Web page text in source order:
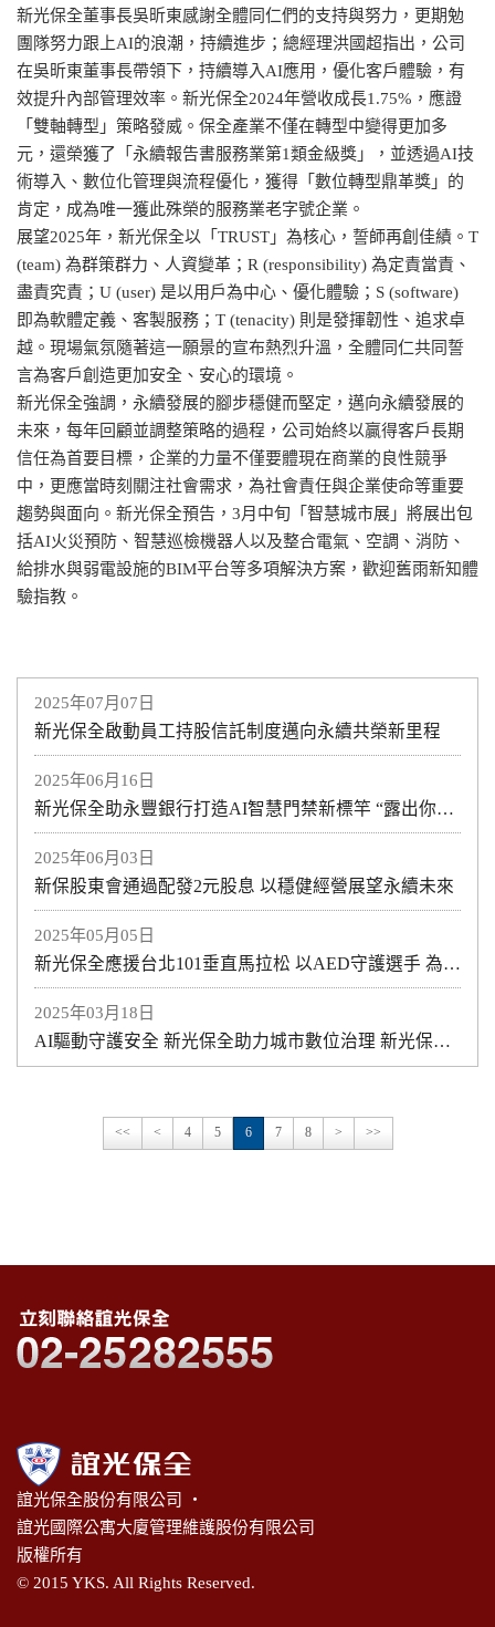
2025年07月07日
新光保全啟動員工持股信託制度邁向永續共榮新里程
2025年06月16日
新光保全助永豐銀行打造AI智慧門禁新標竿 “露出你的真面目” 新光保全AI人臉辨識守護ATM安全
2025年06月03日
新保股東會通過配發2元股息 以穩健經營展望永續未來
2025年05月05日
新光保全應援台北101垂直馬拉松 以AED守護選手 為台灣加油
2025年03月18日
AI驅動守護安全 新光保全助力城市數位治理 新光保全AI For All機器狗、AI火災偵測守護城市
<< < 4 5 6 7 8 > >>
新光保全董事長吳昕東感謝全體同仁們的支持與努力，更期勉
團隊努力跟上AI的浪潮，持續進步；總經理洪國超指出，公司
在吳昕東董事長帶領下，持續導入AI應用，優化客戶體驗，有
效提升內部管理效率。新光保全2024年營收成長1.75%，應證
「雙軸轉型」策略發威。保全產業不僅在轉型中變得更加多
元，還榮獲了「永續報告書服務業第1類金級獎」，並透過AI技
術導入、數位化管理與流程優化，獲得「數位轉型鼎革獎」的
肯定，成為唯一獲此殊榮的服務業老字號企業。
展望2025年，新光保全以「TRUST」為核心，誓師再創佳績。T
(team) 為群策群力、人資變革；R (responsibility) 為定責當責、
盡責究責；U (user) 是以用戶為中心、優化體驗；S (software)
即為軟體定義、客製服務；T (tenacity) 則是發揮韌性、追求卓
越。現場氣氛隨著這一願景的宣布熱烈升溫，全體同仁共同誓
言為客戶創造更加安全、安心的環境。
新光保全強調，永續發展的腳步穩健而堅定，邁向永續發展的
未來，每年回顧並調整策略的過程，公司始終以贏得客戶長期
信任為首要目標，企業的力量不僅要體現在商業的良性競爭
中，更應當時刻關注社會需求，為社會責任與企業使命等重要
趨勢與面向。新光保全預告，3月中旬「智慧城市展」將展出包
括AI火災預防、智慧巡檢機器人以及整合電氣、空調、消防、
給排水與弱電設施的BIM平台等多項解決方案，歡迎舊雨新知體
驗指教。
誼光保全股份有限公司 ‧
誼光國際公寓大廈管理維護股份有限公司
版權所有
© 2015 YKS. All Rights Reserved.